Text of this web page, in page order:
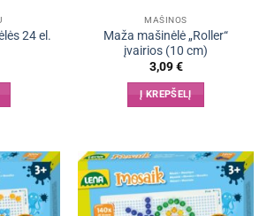
24 el.
MAŠINOS
Maža mašinėlė „Roller“
įvairios (10 cm)
3,09€
Į KREPŠELĮ